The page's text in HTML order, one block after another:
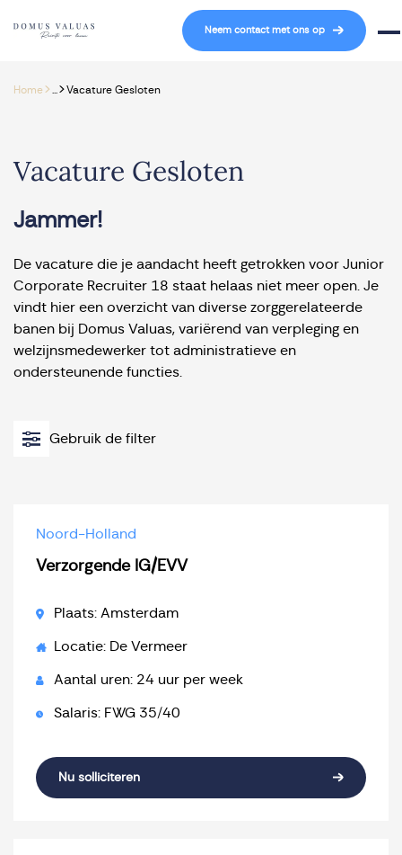
Navigatie overslaan
Neem contact met ons op
Home> >Vacature Gesloten
Vacature Gesloten
Jammer!
De vacature die je aandacht heeft getrokken voor Junior
Corporate Recruiter 18 staat helaas niet meer open. Je
vindt hier een overzicht van diverse zorggerelateerde
banen bij Domus Valuas, variërend van verpleging en
welzijnsmedewerker tot administratieve en
ondersteunende functies.
Gebruik de filter
Noord-Holland
Verzorgende IG/EVV
Plaats: Amsterdam
Locatie: De Vermeer
Aantal uren: 24 uur per week
Salaris: FWG 35/40
Nu solliciteren